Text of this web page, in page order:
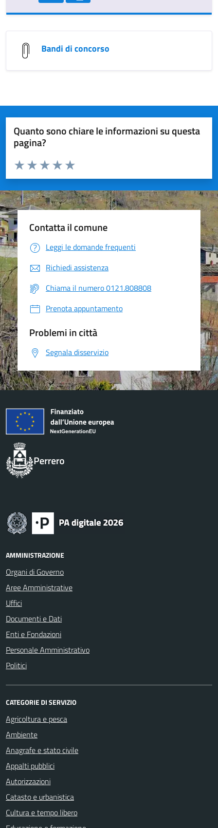
Bandi di concorso
Quanto sono chiare le informazioni su questa
pagina?
Valuta da 1 a 5 stelle la pagina
Valuta 5 stelle su 5
Valuta 4 stelle su 5
Valuta 3 stelle su 5
Valuta 2 stelle su 5
Valuta 1 stelle su 5
Contatta il comune
Leggi le domande frequenti
Richiedi assistenza
Chiama il numero 0121.808808
Prenota appuntamento
Problemi in città
Segnala disservizio
Perrero
AMMINISTRAZIONE
Organi di Governo
Aree Amministrative
Uffici
Documenti e Dati
Enti e Fondazioni
Personale Amministrativo
Politici
CATEGORIE DI SERVIZIO
Agricoltura e pesca
Ambiente
Anagrafe e stato civile
Appalti pubblici
Autorizzazioni
Catasto e urbanistica
Cultura e tempo libero